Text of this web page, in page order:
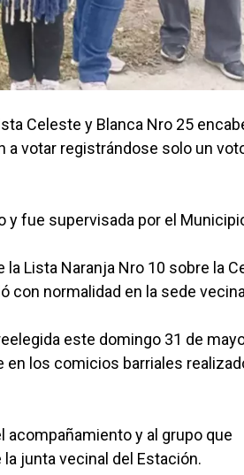
Celeste y Blanca Nro 25
a votar registrándose solo un
y fue supervisada por el
Lista Naranja Nro 10 sobre la
con normalidad en la sede
este domingo 31 de
los comicios barriales
acompañamiento y al grupo que
junta vecinal del Estación.